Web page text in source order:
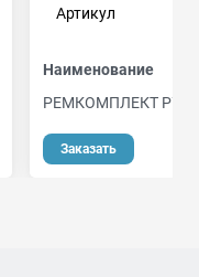
Артикул
Наименование
РЕМКОМПЛЕКТ
Заказать